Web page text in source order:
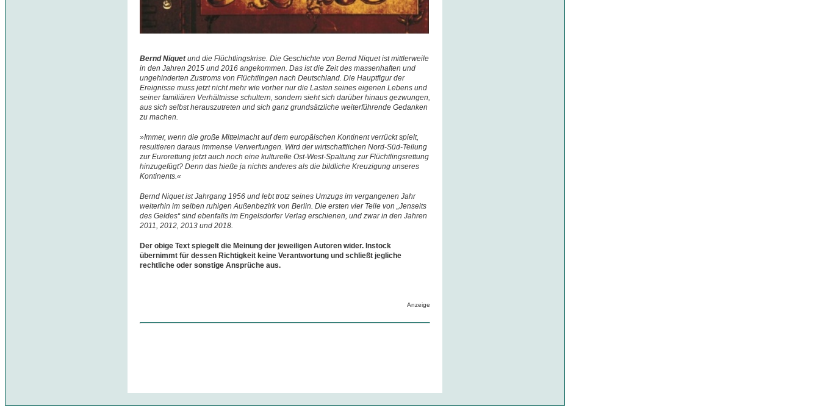
Bernd Niquetund die Flüchtlingskrise. Die Geschichte von Bernd Niquet ist mittlerweile
in den Jahren 2015 und 2016 angekommen. Das ist die Zeit des massenhaften und
ungehinderten Zustroms von Flüchtlingen nach Deutschland. Die Hauptfigur der
Ereignisse muss jetzt nicht mehr wie vorher nur die Lasten seines eigenen Lebens und
seiner familiären Verhältnisse schultern, sondern sieht sich darüber hinaus gezwungen,
aus sich selbst herauszutreten und sich ganz grundsätzliche weiterführende Gedanken
zu machen.
»Immer, wenn die große Mittelmacht auf dem europäischen Kontinent verrückt spielt,
resultieren daraus immense Verwerfungen. Wird der wirtschaftlichen Nord-Süd-Teilung
zur Eurorettung jetzt auch noch eine kulturelle Ost-West-Spaltung zur Flüchtlingsrettung
hinzugefügt? Denn das hieße ja nichts anderes als die bildliche Kreuzigung unseres
Kontinents.«
Bernd Niquet ist Jahrgang 1956 und lebt trotz seines Umzugs im vergangenen Jahr
weiterhin im selben ruhigen Außenbezirk von Berlin. Die ersten vier Teile von „Jenseits
des Geldes“ sind ebenfalls im Engelsdorfer Verlag erschienen, und zwar in den Jahren
2011, 2012, 2013 und 2018.
Der obige Text spiegelt die Meinung der jeweiligen Autoren wider. Instock
übernimmt für dessen Richtigkeit keine Verantwortung und schließt jegliche
rechtliche oder sonstige Ansprüche aus.
Anzeige